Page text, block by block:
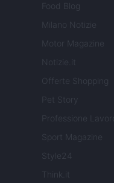
Food Blog
Milano Notizie
Motor Magazine
Notizie.it
Offerte Shopping
Pet Story
Professione Lavoro
Sport Magazine
Style24
Think.it